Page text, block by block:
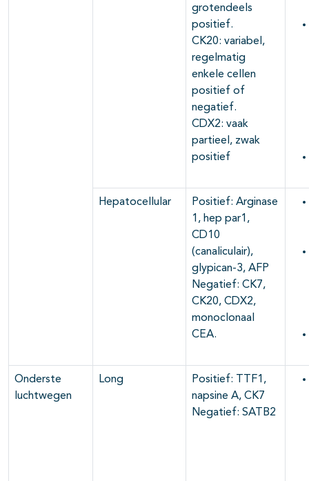
grotendeels
positief.
CK20: variabel,
regelmatig
enkele cellen
positief of
negatief.
CDX2: vaak
partieel, zwak
positief
Hepatocellular
Positief: Arginase
1, hep par1,
CD10
(canaliculair),
glypican-3, AFP
Negatief: CK7,
CK20, CDX2,
monoclonaal
CEA.
Onderste
luchtwegen
Long
Positief: TTF1,
napsine A, CK7
Negatief: SATB2